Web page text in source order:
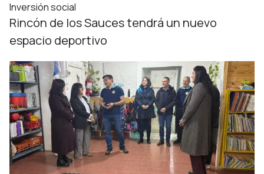
Inversión social
Rincón de los Sauces tendrá un nuevo
espacio deportivo